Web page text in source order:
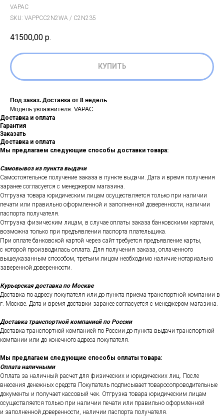
VAPAC
SKU: VAPPCC2N2WA / C2N235
41500,00 р.
КУПИТЬ
Под заказ. Доставка от 8 недель
Модель увлажнителя: VAPAC
Доставка и оплата
Гарантия
Заказать
Доставка и оплата
Мы предлагаем следующие способы доставки товара:
Самовывоз из пункта выдачи
Самостоятельное получение заказа в пункте выдачи. Дата и время получения
заранее согласуется с менеджером магазина.
Отгрузка товара юридическим лицам осуществляется только при наличии
печати или правильно оформленной и заполненной доверенности, наличии
паспорта получателя.
Отгрузка физическим лицам, в случае оплаты заказа банковскими картами,
возможна только при предъявлении паспорта плательщика.
При оплате банковской картой через сайт требуется предъявление карты,
с которой производилась оплата. Для получения заказа, оплаченного
вышеуказанным способом, третьим лицом необходимо наличие нотариально
заверенной доверенности.
Курьерская доставка по Москве
Доставка по адресу покупателя или до пункта приема транспортной компании в
г. Москве. Дата и время доставки заранее согласуется с менеджером магазина.
Доставка транспортной компанией по России
Доставка транспортной компанией по России до пункта выдачи транспортной
компании или до конечного адреса покупателя.
Мы предлагаем следующие способы оплаты товара:
Оплата наличными
Оплата за наличный расчет для физических и юридических лиц. После
внесения денежных средств Покупатель подписывает товаросопроводительные
документы и получает кассовый чек. Отгрузка товара юридическим лицам
осуществляется только при наличии печати или правильно оформленной
и заполненной доверенности, наличии паспорта получателя.